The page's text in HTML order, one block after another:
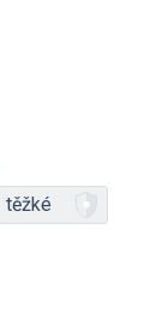
těžké